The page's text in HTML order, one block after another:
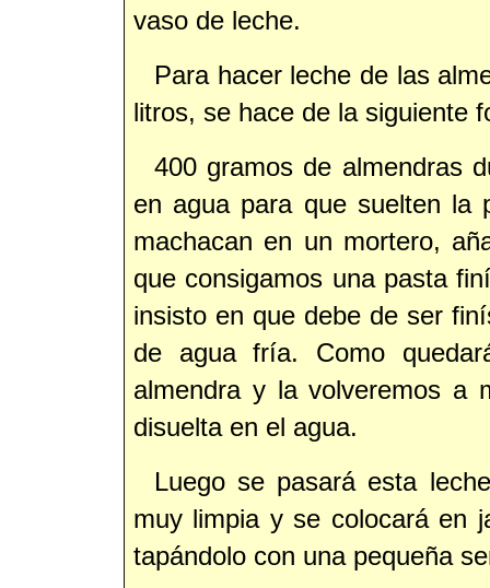
vaso de leche.
Para hacer leche de las
litros, se hace de la siguiente
400 gramos de almendras
en agua para que suelten la
machacan en un mortero,
que consigamos una pasta
insisto en que debe de ser
de agua fría. Como
almendra y la volveremos a
disuelta en el agua.
Luego se pasará esta
muy limpia y se colocará en
tapándolo con una pequeña